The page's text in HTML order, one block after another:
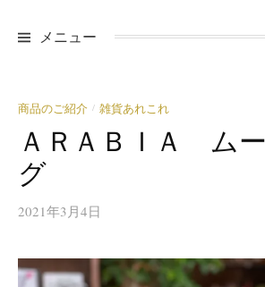
メニュー
商品のご紹介 / 雑貨あれこれ
ＡＲＡＢＩＡ ム
グ
2021年3月4日